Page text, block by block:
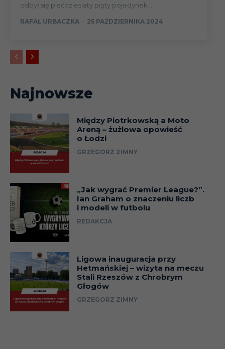
odbył się pięćdziesiąty piąty pojedynek...
RAFAŁ URBACZKA - 25 PAŹDZIERNIKA 2024
Najnowsze
Między Piotrkowską a Moto
Areną – żużlowa opowieść
o Łodzi
GRZEGORZ ZIMNY
„Jak wygrać Premier League?”.
Ian Graham o znaczeniu liczb
i modeli w futbolu
REDAKCJA
Ligowa inauguracja przy
Hetmańskiej – wizyta na meczu
Stali Rzeszów z Chrobrym
Głogów
GRZEGORZ ZIMNY